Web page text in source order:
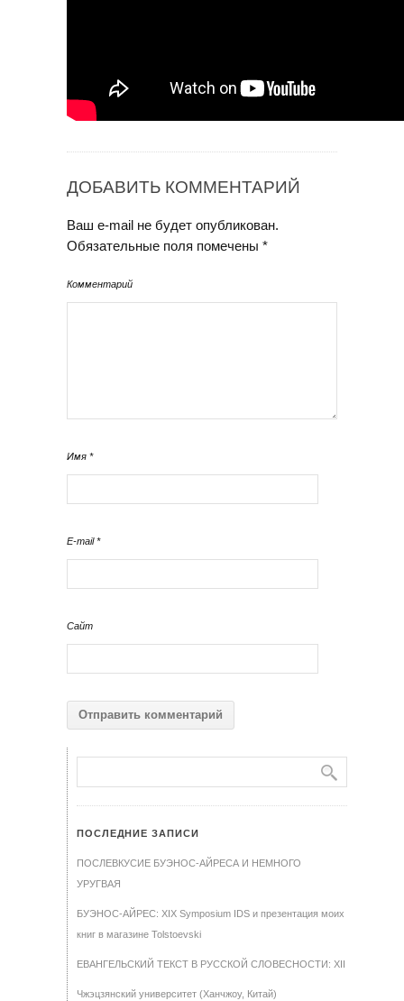
ДОБАВИТЬ КОММЕНТАРИЙ
Ваш e-mail не будет опубликован.
Обязательные поля помечены *
Комментарий
Имя *
E-mail*
Сайт
ПОСЛЕДНИЕ ЗАПИСИ
ПОСЛЕВКУСИЕ БУЭНОС-АЙРЕСА И НЕМНОГО
УРУГВАЯ
БУЭНОС-АЙРЕС: XIX Symposium IDS и презентация моих
книг в магазине Tolstoevski
ЕВАНГЕЛЬСКИЙ ТЕКСТ В РУССКОЙ СЛОВЕСНОСТИ: XII
Чжэцзянский университет (Ханчжоу, Китай)